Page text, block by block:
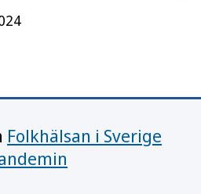
Folkhälsan i Sverige